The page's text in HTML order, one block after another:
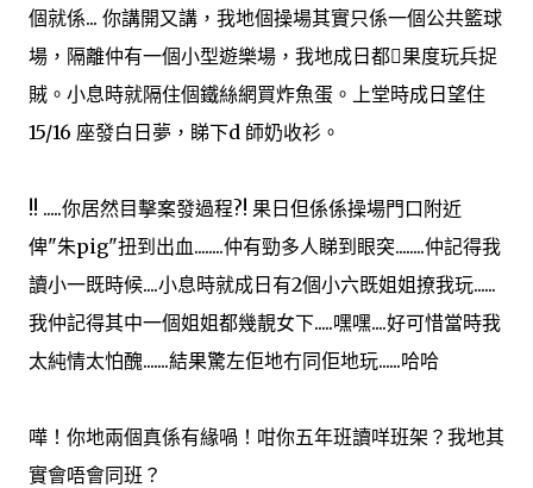
個就係... 你講開又講，我地個操場其實只係一個公共籃球
場，隔離仲有一個小型遊樂場，我地成日都果度玩兵捉
賊。小息時就隔住個鐵絲網買炸魚蛋。上堂時成日望住
15/16 座發白日夢，睇下d 師奶收衫。
!! .....你居然目擊案發過程?! 果日但係係操場門口附近
俾"朱pig"扭到出血........仲有勁多人睇到眼突........仲記得我
讀小一既時候....小息時就成日有2個小六既姐姐撩我玩......
我仲記得其中一個姐姐都幾靚女下.....嘿嘿....好可惜當時我
太純情太怕醜.......結果驚左佢地冇同佢地玩......哈哈
嘩！你地兩個真係有緣喎！咁你五年班讀咩班架？我地其
實會唔會同班？